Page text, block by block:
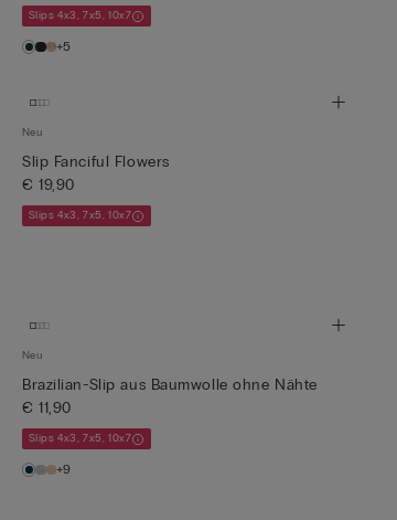
Slips 4x3, 7x5, 10x7
+5
Neu
Slip Fanciful Flowers
€ 19,90
Slips 4x3, 7x5, 10x7
Neu
Brazilian-Slip aus Baumwolle ohne Nähte
€ 11,90
Slips 4x3, 7x5, 10x7
+9